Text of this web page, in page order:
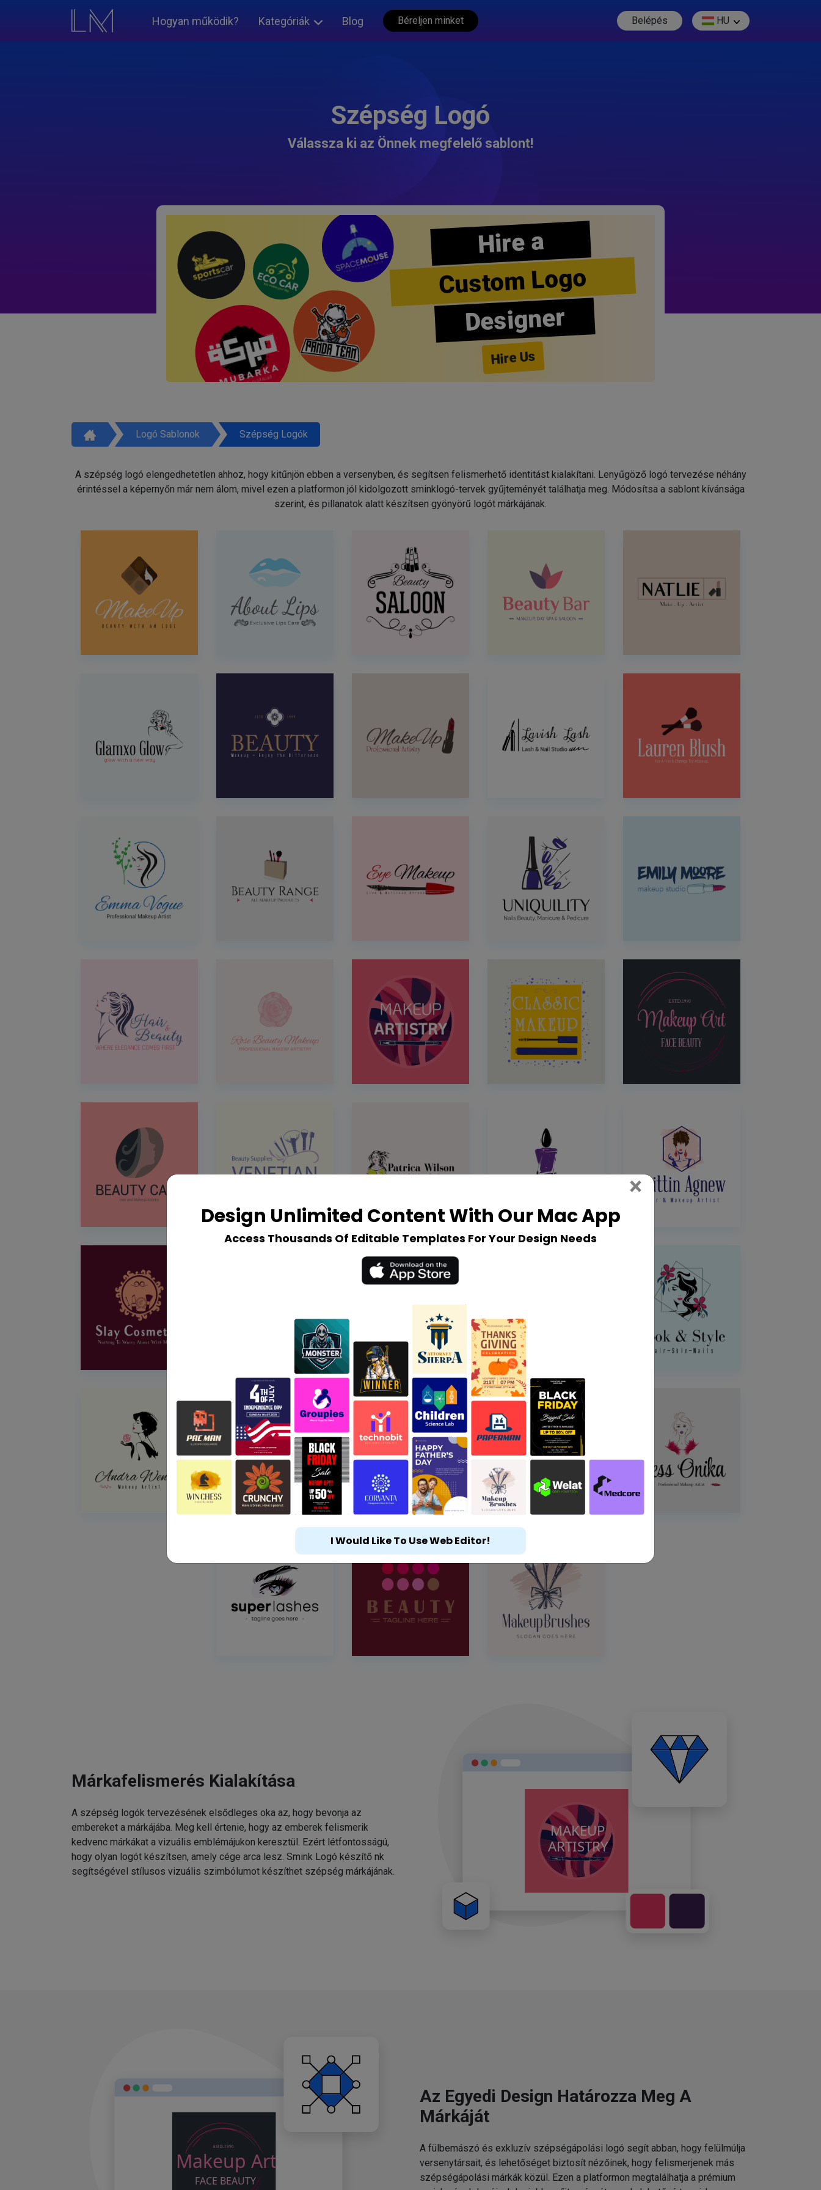
Hogyan működik? Kategóriák Blog Béreljen minket Belépés HU
Szépség Logó
Válassza ki az Önnek megfelelő sablont!
Hire a
Custom Logo
Designer
Hire Us
Logó Sablonok Szépség Logók
A szépség logó elengedhetetlen ahhoz, hogy kitűnjön ebben a versenyben, és segítsen felismerhető identitást kialakítani. Lenyűgöző logó tervezése néhány
érintéssel a képernyőn már nem álom, mivel ezen a platformon jól kidolgozott sminklogó-tervek gyűjteményét találhatja meg. Módosítsa a sablont kívánsága
szerint, és pillanatok alatt készítsen gyönyörű logót márkájának.
Márkafelismerés Kialakítása
A szépség logók tervezésének elsődleges oka az, hogy bevonja az
embereket a márkájába. Meg kell értenie, hogy az emberek felismerik
kedvenc márkákat a vizuális emblémájukon keresztül. Ezért létfontosságú,
hogy olyan logót készítsen, amely cége arca lesz. Smink Logó készítő nk
segítségével stílusos vizuális szimbólumot készíthet szépség márkájának.
Az Egyedi Design Határozza Meg A
Márkáját
A fülbemászó és exkluzív szépségápolási logó segít abban, hogy felülmúlja
versenytársait, és lehetőséget biztosít nézőinek, hogy felismerjenek más
szépségápolási márkák közül. Ezen a platformon megtalálhatja a prémium
Design Unlimited Content With Our Mac App
Access Thousands Of Editable Templates For Your Design Needs
× Close
I Would Like To Use Web Editor!